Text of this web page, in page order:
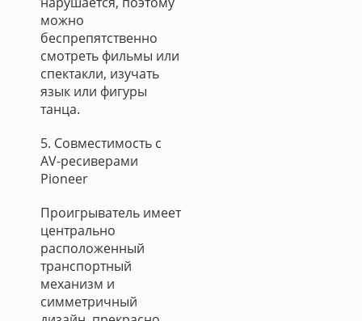
можно
беспрепятственно
смотреть фильмы или
спектакли, изучать
язык или фигуры
танца.
5. Совместимость с
AV-ресиверами
Pioneer
Проигрыватель имеет
центрально
расположенный
транспортный
механизм и
симметричный